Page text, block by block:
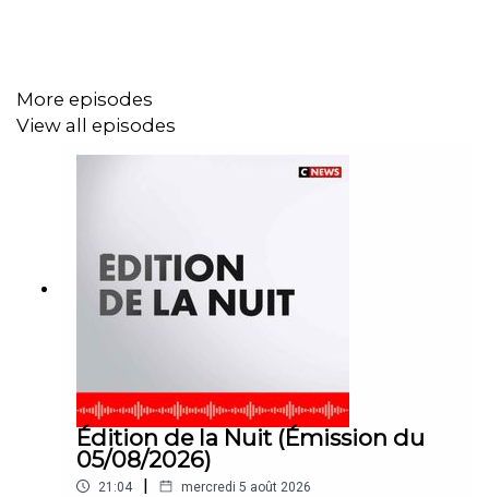
More episodes
View all episodes
Édition de la Nuit (Émission du
05/08/2026)
21:04 | mercredi 5 août 2026